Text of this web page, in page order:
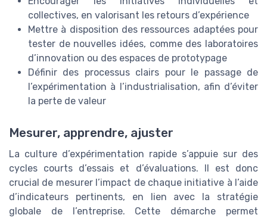
collectives, en valorisant les retours d’expérience
Mettre à disposition des ressources adaptées pour
tester de nouvelles idées, comme des laboratoires
d’innovation ou des espaces de prototypage
Définir des processus clairs pour le passage de
l’expérimentation à l’industrialisation, afin d’éviter
la perte de valeur
Mesurer, apprendre, ajuster
La culture d’expérimentation rapide s’appuie sur des
cycles courts d’essais et d’évaluations. Il est donc
crucial de mesurer l’impact de chaque initiative à l’aide
d’indicateurs pertinents, en lien avec la stratégie
globale de l’entreprise. Cette démarche permet